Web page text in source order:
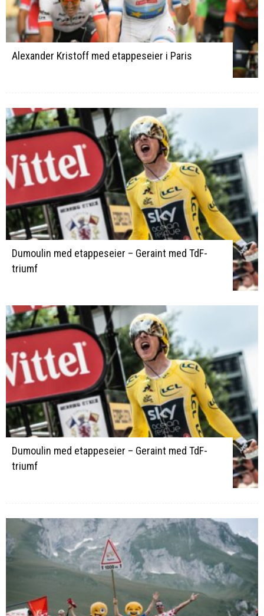
Alexander Kristoff med etappeseier i Paris
Dumoulin med etappeseier – Geraint med TdF-
triumf
Dumoulin med etappeseier – Geraint med TdF-
triumf